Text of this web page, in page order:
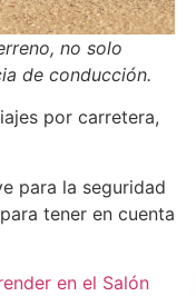
no solo
de conducción.
por carretera,
para la seguridad
tener en cuenta
en el Salón